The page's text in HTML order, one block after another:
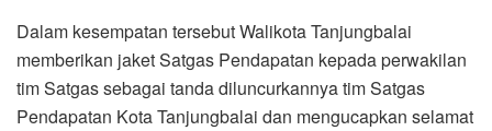
Dalam kesempatan tersebut Walikota Tanjungbalai
memberikan jaket Satgas Pendapatan kepada perwakilan
tim Satgas sebagai tanda diluncurkannya tim Satgas
Pendapatan Kota Tanjungbalai dan mengucapkan selamat